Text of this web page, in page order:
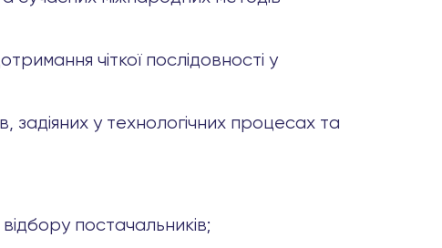
чіткої послідовності у
задіяних у технологічних процесах та
постачальників;